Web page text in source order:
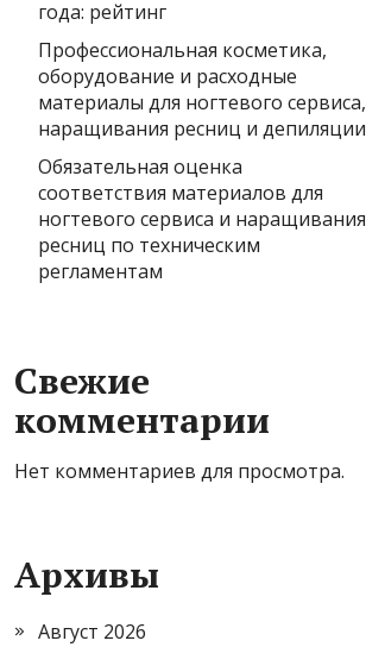
года: рейтинг
Профессиональная косметика,
оборудование и расходные
материалы для ногтевого сервиса,
наращивания ресниц и депиляции
Обязательная оценка
соответствия материалов для
ногтевого сервиса и наращивания
ресниц по техническим
регламентам
Свежие
комментарии
Нет комментариев для просмотра.
Архивы
Август 2026